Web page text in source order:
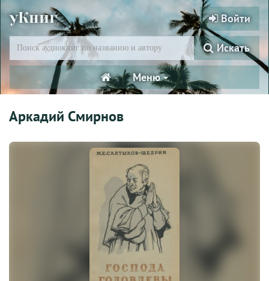
уКниг Войти
Искать
Меню
Аркадий Смирнов